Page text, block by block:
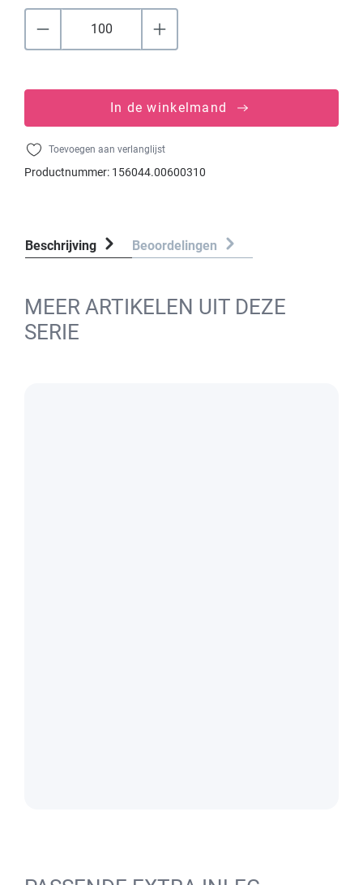
In de winkelmand
Toevoegen aan verlanglijst
Productnummer: 156044.00600310
Beschrijving Beoordelingen
MEER ARTIKELEN UIT DEZE
SERIE